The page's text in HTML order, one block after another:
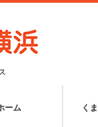
ーム く